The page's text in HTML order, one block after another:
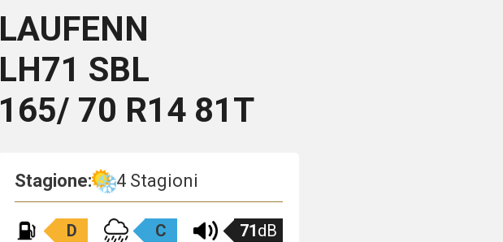
LAUFENN
LH71 SBL
165/ 70 R14 81T
Stagione: 4 Stagioni
D C 71dB